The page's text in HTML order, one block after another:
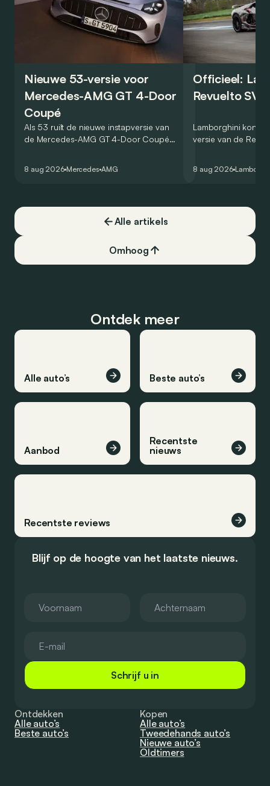
Nieuwe 53-versie voor
Mercedes-AMG GT 4-Door
Coupé
Als 53 ruilt de nieuwe instapversie van
de Mercedes-AMG GT 4-Door Coupé
8 aug 2026 Mercedes AMG
Officieel:
Revuelto SV
Lamborghini
versie van de
een record voor
8 aug 2026
Alle artikels
Omhoog
Ontdek meer
Alle auto’s Beste auto’s
Aanbod
Recentste
nieuws
Recentste reviews
Blijf op de hoogte van het laatste nieuws.
Schrijf u in
Ontdekken
Alle auto’s
Beste auto’s
Kopen
Alle auto’s
Tweedehands auto’s
Nieuwe auto’s
Oldtimers